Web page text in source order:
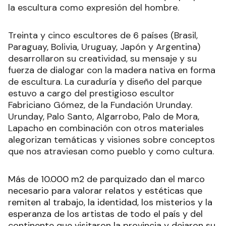
la escultura como expresión del hombre.
Treinta y cinco escultores de 6 países (Brasil,
Paraguay, Bolivia, Uruguay, Japón y Argentina)
desarrollaron su creatividad, su mensaje y su
fuerza de dialogar con la madera nativa en forma
de escultura. La curaduría y diseño del parque
estuvo a cargo del prestigioso escultor
Fabriciano Gómez, de la Fundación Urunday.
Urunday, Palo Santo, Algarrobo, Palo de Mora,
Lapacho en combinación con otros materiales
alegorizan temáticas y visiones sobre conceptos
que nos atraviesan como pueblo y como cultura.
Más de 10.000 m2 de parquizado dan el marco
necesario para valorar relatos y estéticas que
remiten al trabajo, la identidad, los misterios y la
esperanza de los artistas de todo el país y del